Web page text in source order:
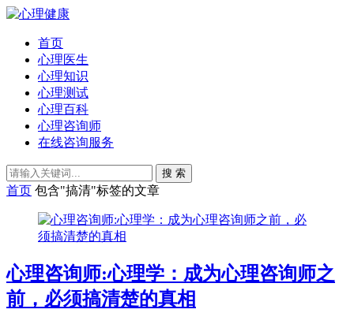
首页
心理医生
心理知识
心理测试
心理百科
心理咨询师
在线咨询服务
搜 索
首页 包含"搞清"标签的文章
心理咨询师:心理学：成为心理咨询师之
前，必须搞清楚的真相